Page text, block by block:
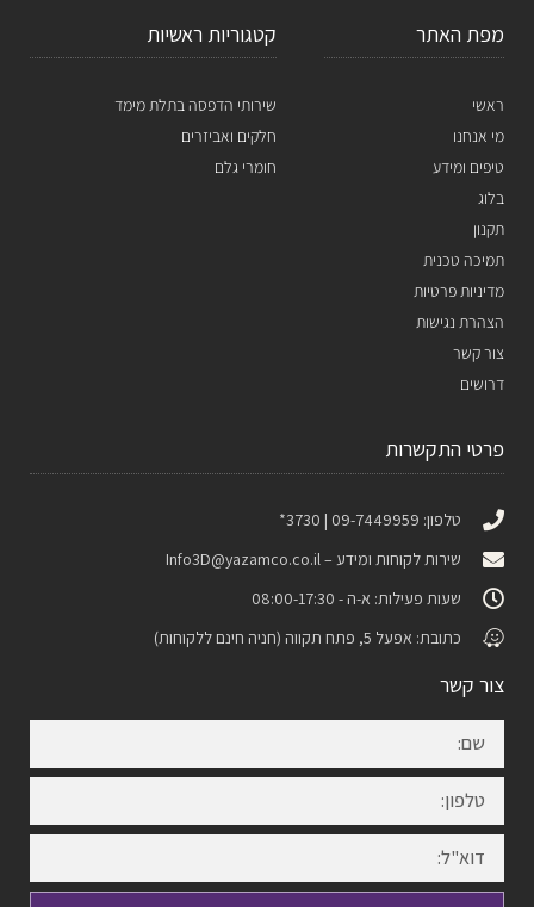
מפת האתר
ראשי
מי אנחנו
טיפים ומידע
בלוג
תקנון
תמיכה טכנית
מדיניות פרטיות
הצהרת נגישות
צור קשר
דרושים
קטגוריות ראשיות
שירותי הדפסה בתלת מימד
חלקים ואביזרים
חומרי גלם
פרטי התקשרות
טלפון: 09-7449959 | 3730*
שירות לקוחות ומידע – Info3D@yazamco.co.il
שעות פעילות: א-ה - 08:00-17:30
כתובת: אפעל 5, פתח תקווה (חניה חינם ללקוחות)
צור קשר